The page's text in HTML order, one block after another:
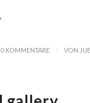
0 KOMMENTARE / VON